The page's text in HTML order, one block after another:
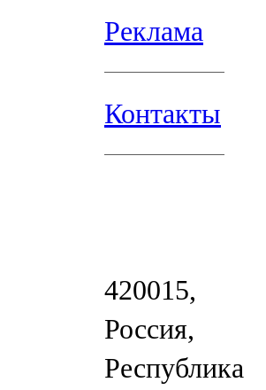
Реклама
Контакты
420015,
Россия,
Республика